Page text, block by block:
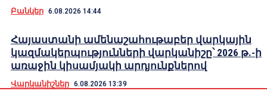
Բանկեր 6.08.2026 14:44
Հայաստանի ամենաշահութաբեր վարկային
կազմակերպությունների վարկանիշը՝ 2026 թ.-ի
առաջին կիսամյակի արդյունքներով
Վարկանիշներ 6.08.2026 13:39